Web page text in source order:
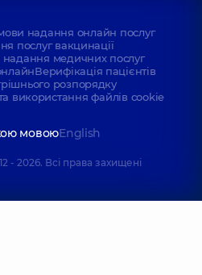
надання онлайн послуг
послуг вакцинації
надання медичних послуг
Верифікація пацієнтів
розпорядку
використання файлів cookie
мовоюEnglish
- 2026. Всі права захищені